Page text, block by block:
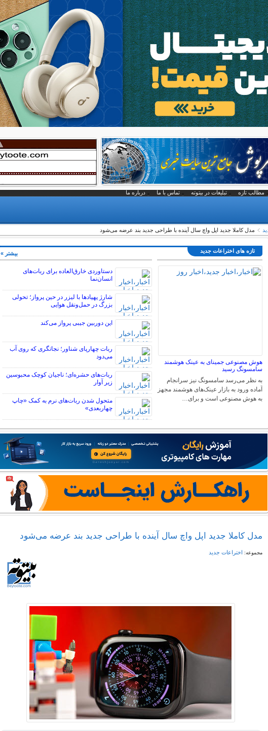
مطالب تازه تبلیغات در بیتوته تماس با ما درباره ما
مدل کاملا جدید اپل واچ سال آینده با طراحی جدید بند عرضه می‌شود
تازه های اختراعات جدید
هوش مصنوعی جمینای به عینک هوشمند
سامسونگ رسید
به نظر می‌رسد سامسونگ نیز سرانجام
آماده ورود به بازار عینک‌های هوشمند مجهز
به هوش مصنوعی است و برای…
دستاوردی خارق‌العاده برای ربات‌های
انسان‌نما
شارژ پهپادها با لیزر در حین پرواز؛ تحولی
بزرگ در حمل‌ونقل هوایی
این دوربین جیبی پرواز می‌کند
ربات چهارپای شناور؛ نجاتگری که روی آب
می‌دود
ربات‌های حشره‌ای؛ ناجیان کوچک محبوسین
زیر آوار
متحول شدن ربات‌های نرم به کمک «چاپ
چهاربعدی»
بیشتر »
مدل کاملا جدید اپل واچ سال آینده با طراحی جدید بند عرضه می‌شود
مجموعه: اختراعات جدید